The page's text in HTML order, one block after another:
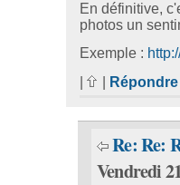
En définitive,
photos un
Exemple :
|
Répondre
Re: Re:
Vendredi